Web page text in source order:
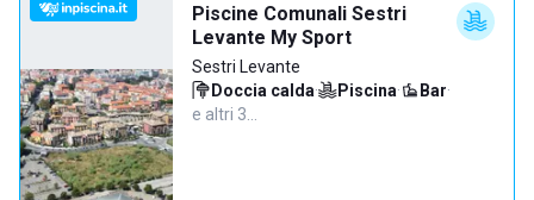
Piscine Comunali Sestri
Levante My Sport
Sestri Levante
Doccia calda· Piscina· Bar·
e altri 3…